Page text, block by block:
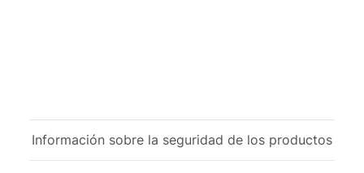
Información sobre la seguridad de los productos